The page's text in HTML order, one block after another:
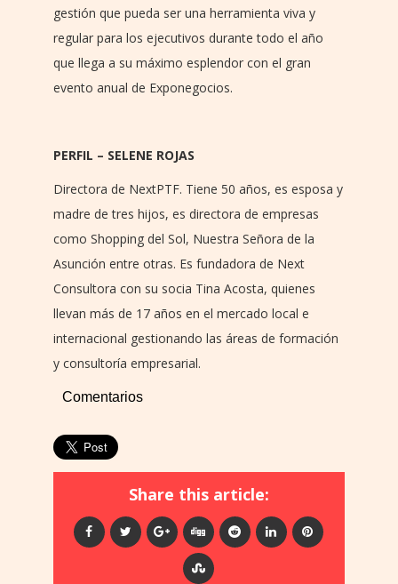
gestión que pueda ser una herramienta viva y
regular para los ejecutivos durante todo el año
que llega a su máximo esplendor con el gran
evento anual de Exponegocios.
PERFIL – SELENE ROJAS
Directora de NextPTF. Tiene 50 años, es esposa y
madre de tres hijos, es directora de empresas
como Shopping del Sol, Nuestra Señora de la
Asunción entre otras. Es fundadora de Next
Consultora con su socia Tina Acosta, quienes
llevan más de 17 años en el mercado local e
internacional gestionando las áreas de formación
y consultoría empresarial.
Comentarios
Share this article: